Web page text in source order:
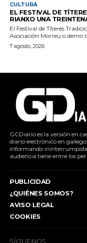
CULTURA
EL FESTIVAL DE
RIANXO UNA
El Festival de Títeres
Asociación Morreu o demo
7 agosto, 2026
GCDiario es la versión en
diario electrónico en
informando
audiencia tiene entre los
PUBLICIDAD
¿QUIÉNES SOMOS?
AVISO LEGAL
COOKIES
SÍGUENOS